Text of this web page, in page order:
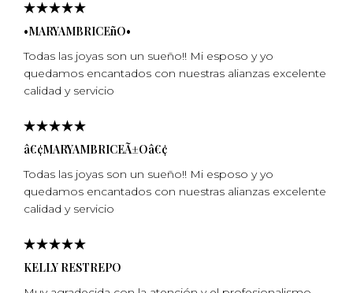
•MARYAMBRICEñO•
Todas las joyas son un sueño!! Mi esposo y yo
quedamos encantados con nuestras alianzas excelente
calidad y servicio
â€¢MARYAMBRICEÃ±Oâ€¢
Todas las joyas son un sueño!! Mi esposo y yo
quedamos encantados con nuestras alianzas excelente
calidad y servicio
KELLY RESTREPO